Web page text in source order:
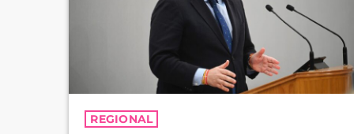
REGIONAL